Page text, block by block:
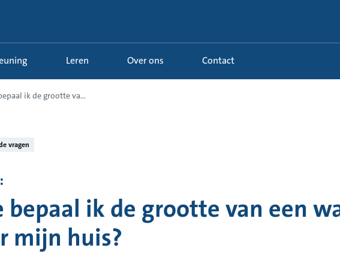
Leren Over ons Contact
ik de grootte va...
vragen
bepaal ik de grootte van een
mijn huis?